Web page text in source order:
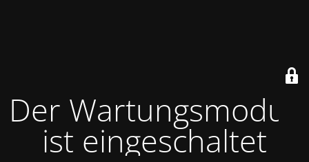
Der Wartungsmodus
ist eingeschaltet